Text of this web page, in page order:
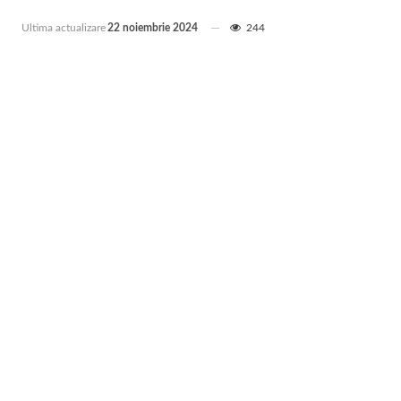
Ultima actualizare22 noiembrie 2024 244